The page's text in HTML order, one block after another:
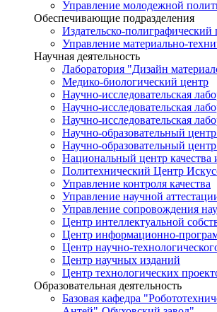
Управление молодежной
Обеспечивающие подразделения
Издательско-полиграфический
Управление материально-
Научная деятельность
Лаборатория "Дизайн
Медико-биологический центр
Научно-исследовательская
Научно-исследовательская
Научно-исследовательская
Научно-образовательный
Научно-образовательный
Национальный центр качества
Политехнический Центр
Управление контроля качества
Управление научной
Управление сопровождения
Центр интеллектуальной
Центр информационно-
Центр научно-
Центр научных изданий
Центр технологических
Образовательная деятельность
Базовая кафедра